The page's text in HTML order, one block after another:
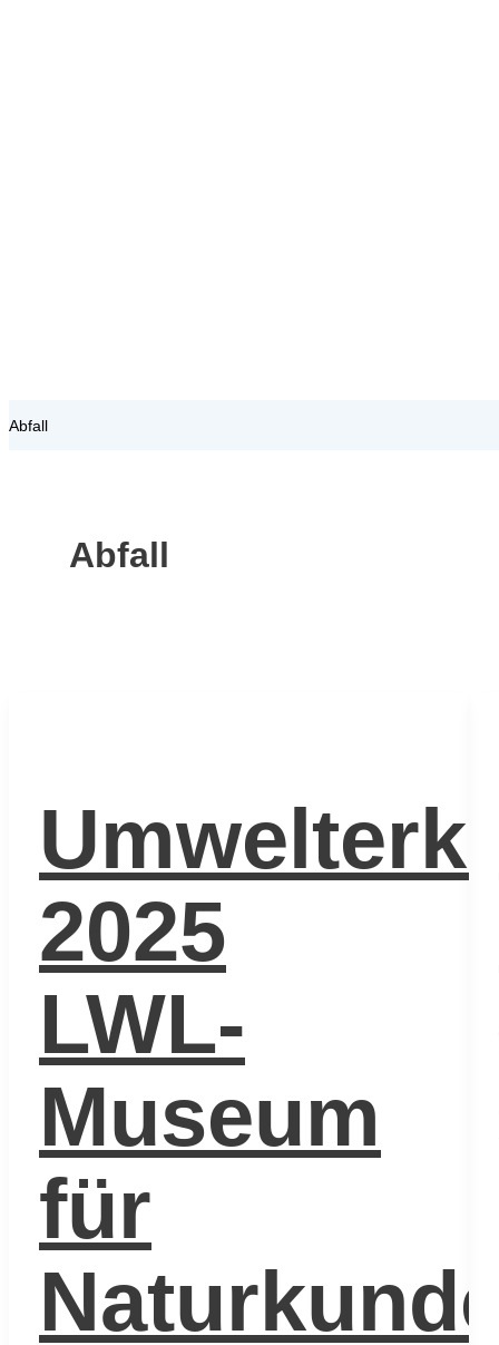
Abfall
Abfall
2025
LWL-
Museum
für
Naturkunde